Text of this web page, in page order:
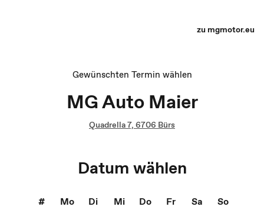
zu mgmotor.eu
Gewünschten Termin wählen
MG Auto Maier
Quadrella 7, 6706 Bürs
Datum wählen
# Mo Di Mi Do Fr Sa So